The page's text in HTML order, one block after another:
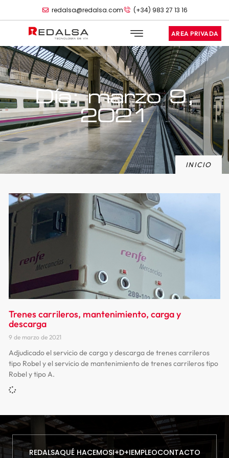
redalsa@redalsa.com (+34) 983 27 13 16
AREA PRIVADA
Día: marzo 9,
2021
INICIO
Trenes carrileros, mantenimiento, carga y
descarga
9 de marzo de 2021
Adjudicado el servicio de carga y descarga de trenes carrileros
tipo Robel y el servicio de mantenimiento de trenes carrileros tipo
Robel y tipo A.
REDALSAQUÉ HACEMOSI+D+IEMPLEOCONTACTO